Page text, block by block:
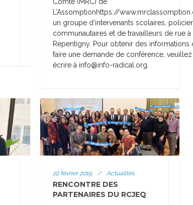
L’Assomptionhttps://
un groupe d’intervenants scolaires,
communautaires et de travailleurs de rue à
Repentigny. Pour obtenir des informations
faire une demande de conférence, veuillez
écrire à info@info-radical.org.
22 février 2019 / Actualités
RENCONTRE DES
PARTENAIRES DU RCJEQ